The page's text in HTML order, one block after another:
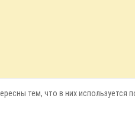
тем, что в них используется